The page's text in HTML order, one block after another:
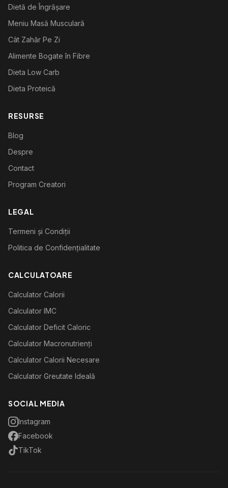
Dietă de Îngrășare
Meniu Masă Musculară
Cât Zahăr Pe Zi
Alimente Bogate în Fibre
Dieta Low Carb
Dieta Proteică
RESURSE
Blog
Despre
Contact
Program Creatori
LEGAL
Termeni și Condiții
Politica de Confidențialitate
CALCULATOARE
Calculator Calorii
Calculator IMC
Calculator Deficit Caloric
Calculator Macronutrienți
Calculator Calorii Necesare
Calculator Greutate Ideală
SOCIAL MEDIA
Instagram
Facebook
TikTok